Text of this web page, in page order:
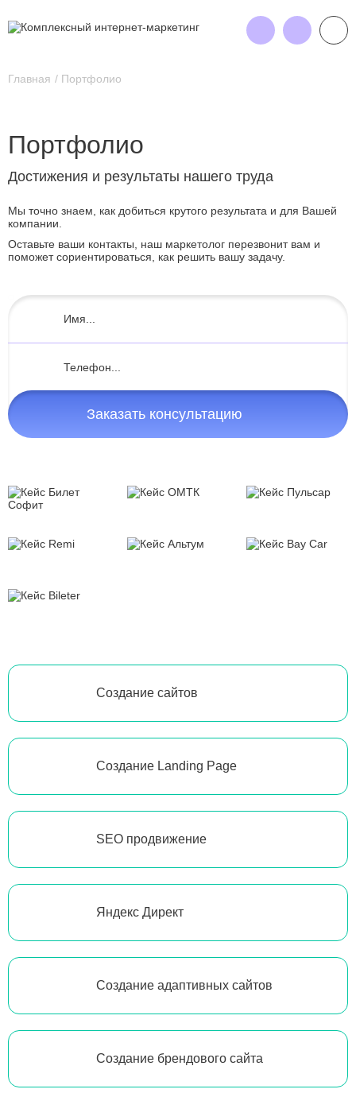
Главная Портфолио
Портфолио
Достижения и результаты нашего труда
Мы точно знаем, как добиться крутого результата и для Вашей
компании.
Оставьте ваши контакты, наш маркетолог перезвонит вам и
поможет сориентироваться, как решить вашу задачу.
Заказать консультацию
Создание сайтов
Создание Landing Page
SEO продвижение
Яндекс Директ
Создание адаптивных сайтов
Создание брендового сайта